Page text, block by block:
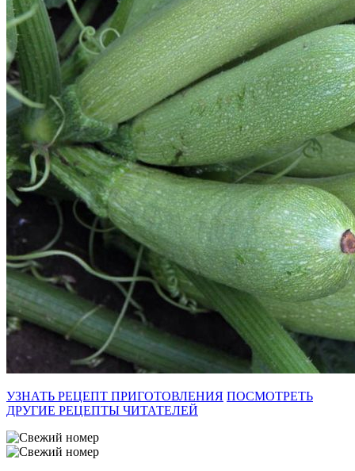
УЗНАТЬ РЕЦЕПТ ПРИГОТОВЛЕНИЯ ПОСМОТРЕТЬ
ДРУГИЕ РЕЦЕПТЫ ЧИТАТЕЛЕЙ